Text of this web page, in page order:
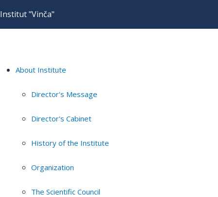
Institut "Vinča"
About Institute
Director's Message
Director's Cabinet
History of the Institute
Organization
The Scientific Council